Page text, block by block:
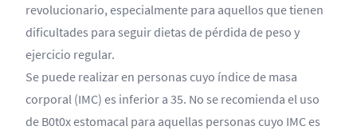
revolucionario, especialmente para aquellos que tienen
dificultades para seguir dietas de pérdida de peso y
ejercicio regular.
Se puede realizar en personas cuyo índice de masa
corporal (IMC) es inferior a 35. No se recomienda el uso
de B0t0x estomacal para aquellas personas cuyo IMC es